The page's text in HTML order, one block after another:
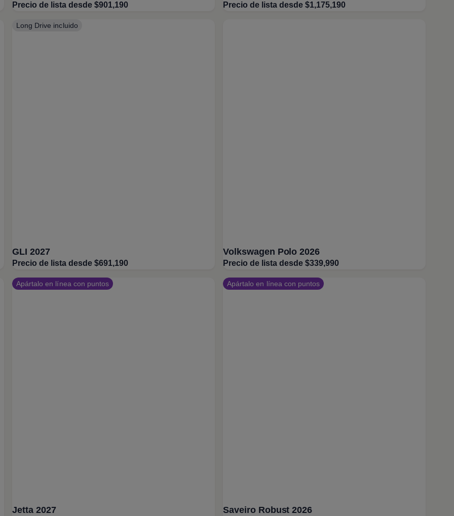
Precio de lista desde $901,190 Precio de lista desde $1,175,190
Long Drive incluido
GLI 2027
Precio de lista desde $691,190
Volkswagen Polo 2026
Precio de lista desde $339,990
Apártalo en línea con puntos
Jetta 2027
Apártalo en línea con puntos
Saveiro Robust 2026